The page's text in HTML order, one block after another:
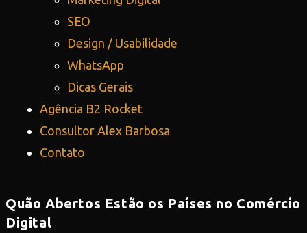
SEO
Design / Usabilidade
WhatsApp
Dicas Gerais
Agência B2 Rocket
Consultor Alex Barbosa
Contato
Quão Abertos Estão os Países no Comércio
Digital